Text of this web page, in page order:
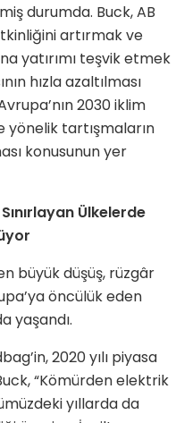
durumda. Buck, AB
artırmak ve
yatırımı teşvik etmek
hızla azaltılması
2030 iklim
yönelik tartışmaların
konusunun yer
Ülkelerde
büyük düşüş, rüzgâr
öncülük eden
yaşandı.
2020 yılı piyasa
“Kömürden elektrik
yıllarda da